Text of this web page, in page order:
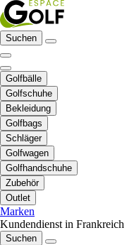
Suchen
Golfbälle
Golfschuhe
Bekleidung
Golfbags
Schläger
Golfwagen
Golfhandschuhe
Zubehör
Outlet
Marken
Kundendienst in Frankreich
Suchen